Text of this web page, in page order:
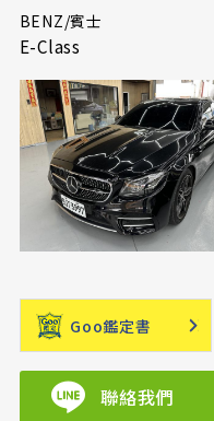
BENZ/賓士
E-Class
Goo鑑定書
聯絡我們